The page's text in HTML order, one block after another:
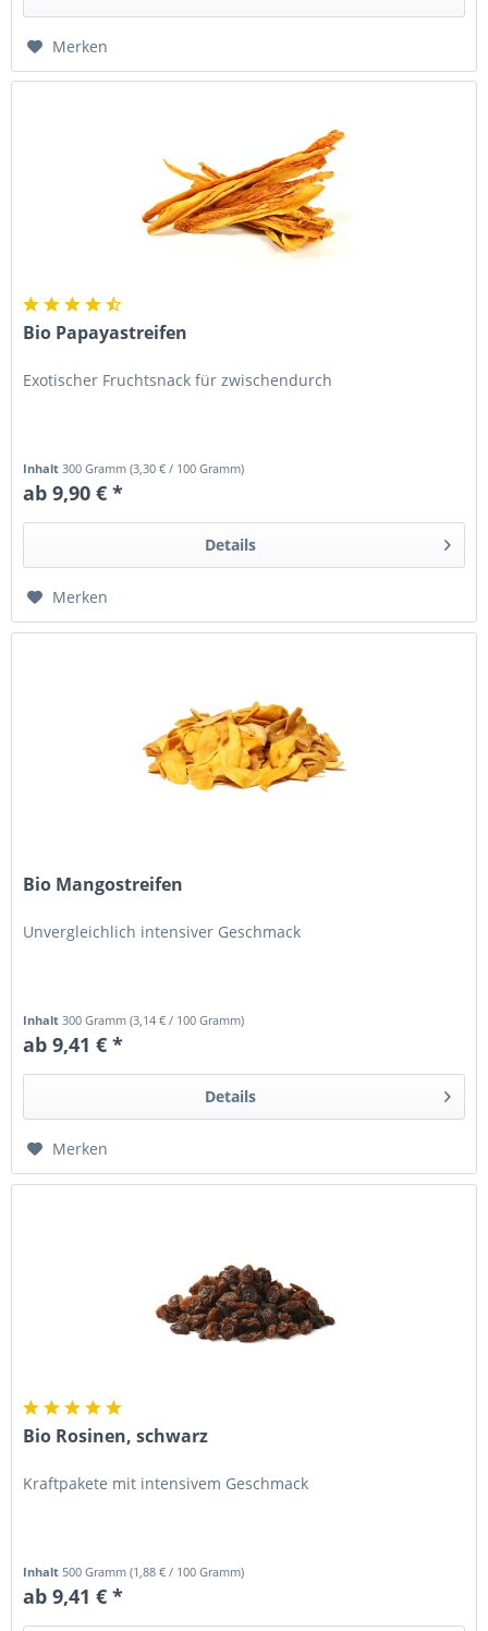
Merken
Bio Papayastreifen
Exotischer Fruchtsnack für zwischendurch
Inhalt300 Gramm(3,30 € / 100 Gramm)
ab 9,90 € *
Details
Merken
Bio Mangostreifen
Unvergleichlich intensiver Geschmack
Inhalt300 Gramm(3,14 € / 100 Gramm)
ab 9,41 € *
Details
Merken
Bio Rosinen, schwarz
Kraftpakete mit intensivem Geschmack
Inhalt 500 Gramm(1,88 € / 100 Gramm)
ab 9,41 € *